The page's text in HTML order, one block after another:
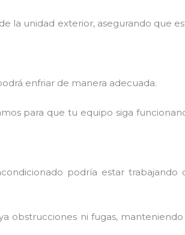
la unidad exterior, asegurando que
enfriar de manera adecuada.
para que tu equipo siga
podría estar trabajando
obstrucciones ni fugas, manteniendo